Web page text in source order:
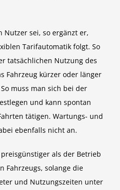
Nutzer sei, so ergänzt er,
Tarifautomatik folgt. So
tatsächlichen Nutzung des
Fahrzeug kürzer oder länger
muss man sich bei der
und kann spontan
tätigen. Wartungs- und
ebenfalls nicht an.
als der Betrieb
Fahrzeugs, solange die
und Nutzungszeiten unter